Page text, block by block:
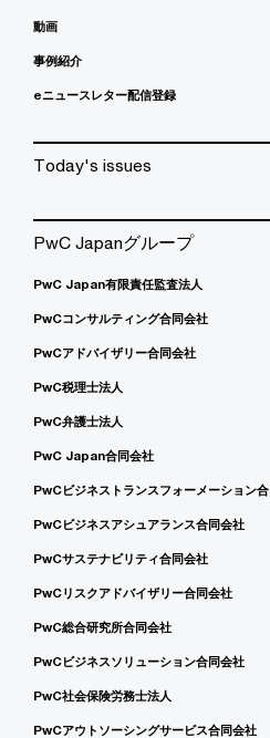
動画
事例紹介
eニュースレター配信登録
Today's issues
PwC Japanグループ
PwC Japan有限責任監査法人
PwCコンサルティング合同会社
PwCアドバイザリー合同会社
PwC税理士法人
PwC弁護士法人
PwC Japan合同会社
PwCビジネストランスフォーメーション
PwCビジネスアシュアランス合同会社
PwCサステナビリティ合同会社
PwCリスクアドバイザリー合同会社
PwC総合研究所合同会社
PwCビジネスソリューション合同会社
PwC社会保険労務士法人
PwCアウトソーシングサービス合同会社